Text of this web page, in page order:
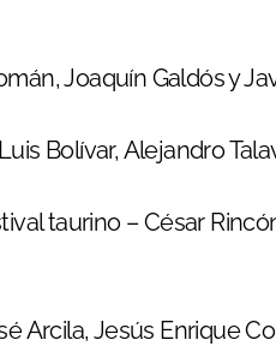
Joaquín Galdós y
Bolívar, Alejandro
taurino – César
Arcila, Jesús Enrique